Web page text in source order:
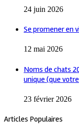
24 juin 2026
Se promener en
12 mai 2026
Noms de chats
unique (que
23 février 2026
Articles Populaires